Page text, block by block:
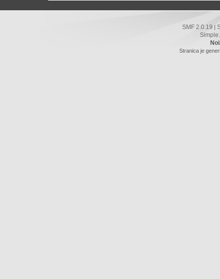
SMF 2.0.19
Simple
Stranica je